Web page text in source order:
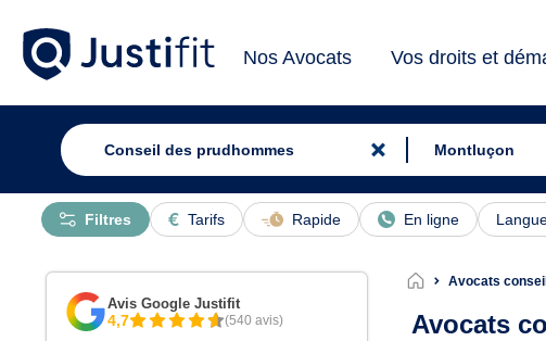
Nos Avocats Vos droits et
Tarifs Rapide En ligne
Filtres
Avocats
Avocats
Avis Google Justifit
4,7 (540 avis)